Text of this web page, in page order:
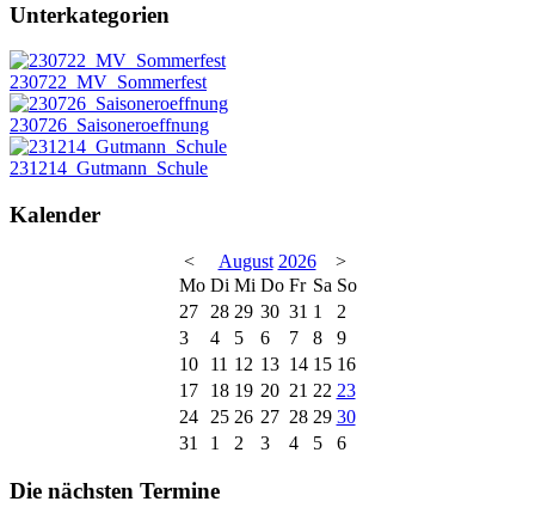
Unterkategorien
230722_MV_Sommerfest
230726_Saisoneroeffnung
231214_Gutmann_Schule
Kalender
< August 2026
>
Mo Di Mi Do Fr Sa So
27
28 29 30 31 1
2
3
4 5 6 7 8
9
10
11 12 13 14 15 16
17
18 19 20 21 22 23
24
25 26 27 28 29 30
31
1 2 3 4 5 6
Die nächsten Termine